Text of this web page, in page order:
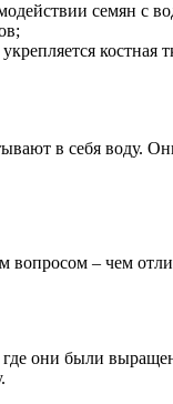
семян с
костная
в себя воду.
вопросом – чем
где они были